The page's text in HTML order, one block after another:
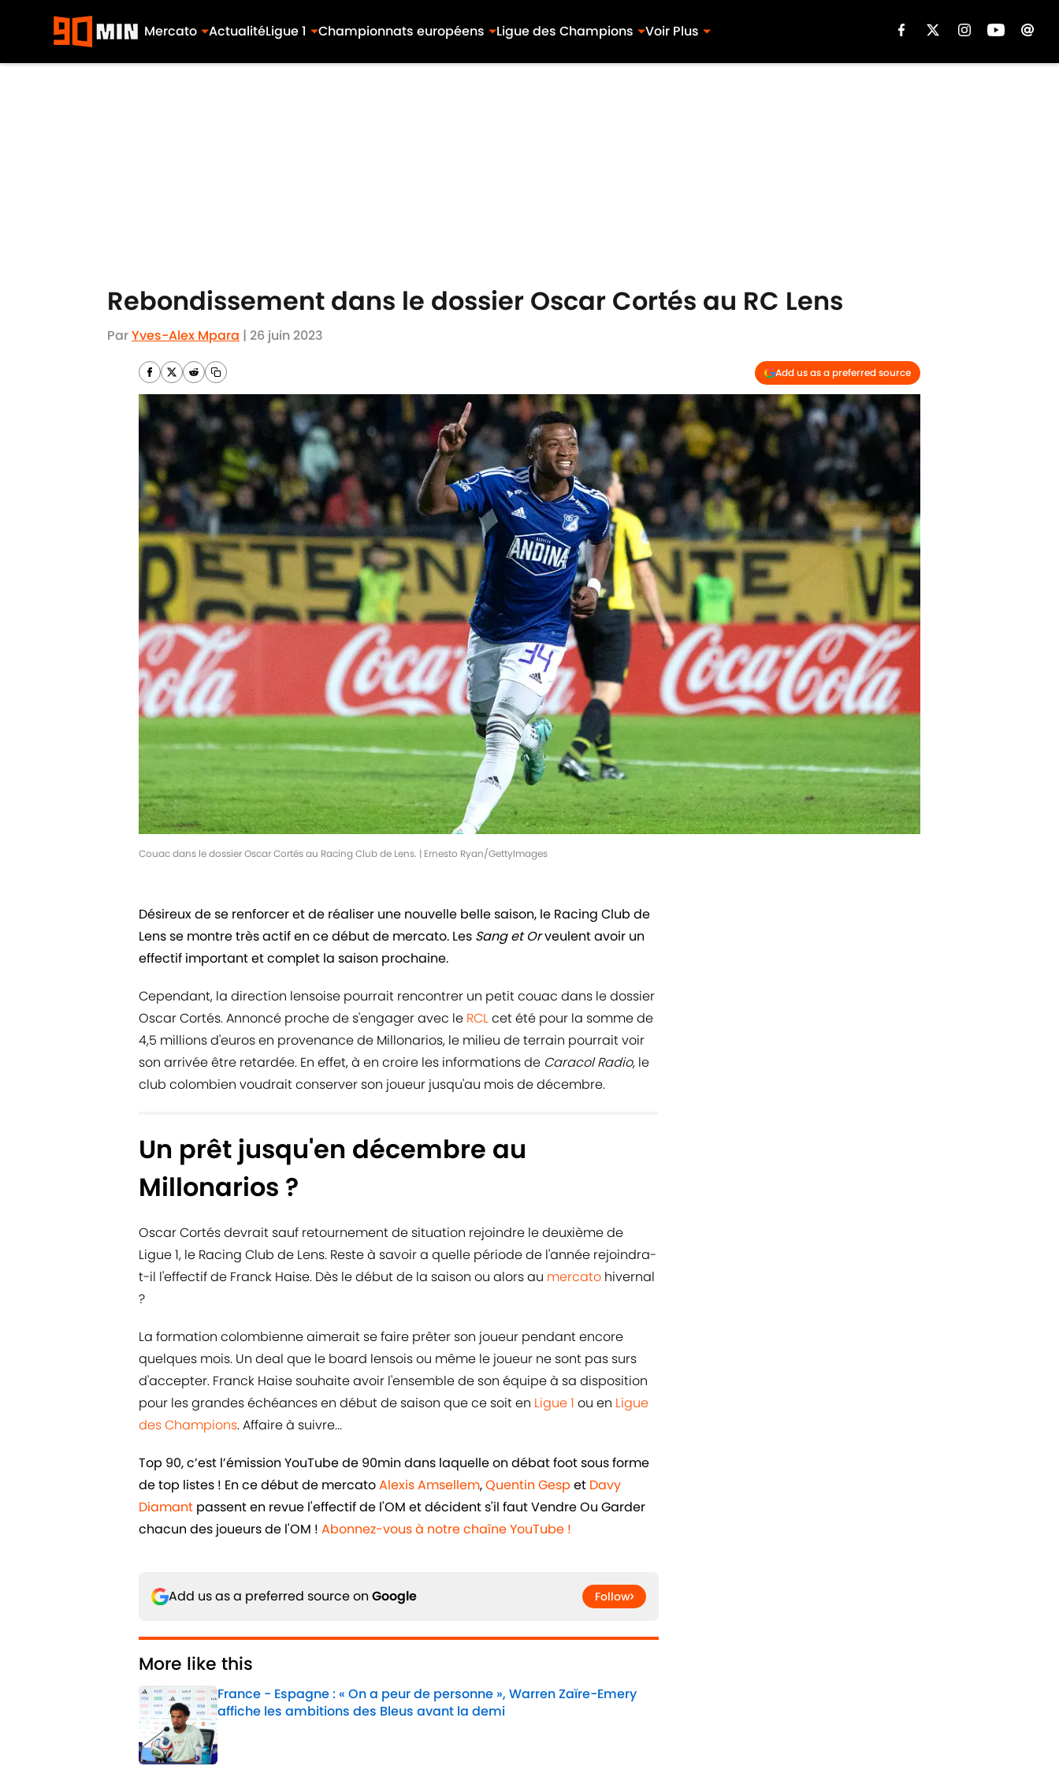
Mercato ActualitéLigue 1 Championnats européens Ligue des Champions Voir Plus
Rebondissement dans le dossier Oscar Cortés au RC Lens
ParYves-Alex Mpara | 26 juin 2023
Add us as a preferred source
Couac dans le dossier Oscar Cortés au Racing Club de Lens. | Ernesto Ryan/GettyImages
Désireux de se renforcer et de réaliser une nouvelle belle saison, le Racing Club de
Lens se montre très actif en ce début de mercato. Les Sang et Orveulent avoir un
effectif important et complet la saison prochaine.
Cependant, la direction lensoise pourrait rencontrer un petit couac dans le dossier
Oscar Cortés. Annoncé proche de s'engager avec le RCLcet été pour la somme de
4,5 millions d'euros en provenance de Millonarios, le milieu de terrain pourrait voir
son arrivée être retardée. En effet, à en croire les informations de Caracol Radio, le
club colombien voudrait conserver son joueur jusqu'au mois de décembre.
Un prêt jusqu'en décembre au
Millonarios ?
Oscar Cortés devrait sauf retournement de situation rejoindre le deuxième de
Ligue 1, le Racing Club de Lens. Reste à savoir a quelle période de l'année rejoindra-
t-il l'effectif de Franck Haise. Dès le début de la saison ou alors au mercato hivernal
?
La formation colombienne aimerait se faire prêter son joueur pendant encore
quelques mois. Un deal que le board lensois ou même le joueur ne sont pas surs
d'accepter. Franck Haise souhaite avoir l'ensemble de son équipe à sa disposition
pour les grandes échéances en début de saison que ce soit en Ligue 1 ou en Ligue
des Champions. Affaire à suivre...
Top 90, c’est l’émission YouTube de 90min dans laquelle on débat foot sous forme
de top listes ! En ce début de mercatoAlexis Amsellem,Quentin Gesp et Davy
Diamant passent en revue l'effectif de l'OM et décident s'il faut Vendre Ou Garder
chacun des joueurs de l'OM ! Abonnez-vous à notre chaîne YouTube !
Add us as a preferred source on Google Follow
More like this
France - Espagne : « On a peur de personne », Warren Zaïre-Emery
affiche les ambitions des Bleus avant la demi